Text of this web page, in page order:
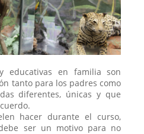
educativas en familia son
tanto para los padres como
diferentes, únicas y que
hacer durante el curso,
ser un motivo para no